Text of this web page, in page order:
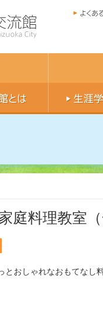
庭料理教室
とおしゃれなおもてなし